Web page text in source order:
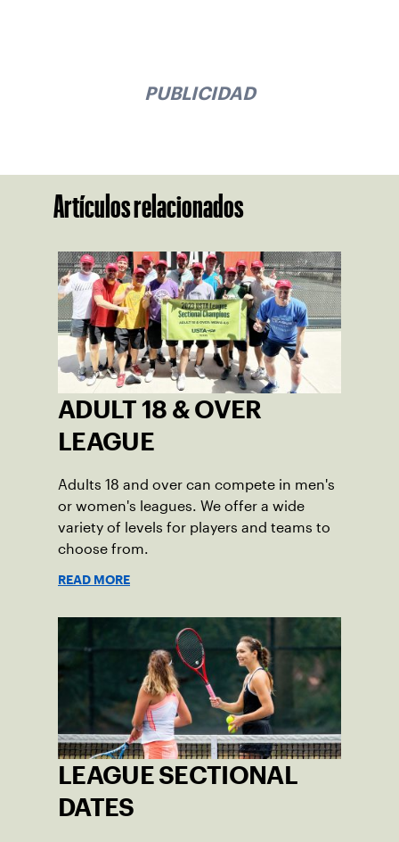
PUBLICIDAD
Artículos relacionados
ADULT 18 & OVER
LEAGUE
Adults 18 and over can compete in men's
or women's leagues. We offer a wide
variety of levels for players and teams to
choose from.
READ MORE
LEAGUE SECTIONAL
DATES